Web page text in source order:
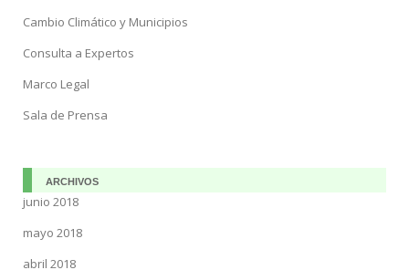
Cambio Climático y Municipios
Consulta a Expertos
Marco Legal
Sala de Prensa
ARCHIVOS
junio 2018
mayo 2018
abril 2018